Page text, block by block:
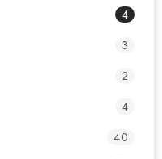
4
3
2
4
40